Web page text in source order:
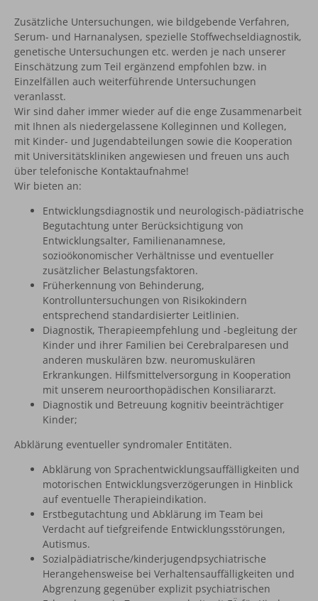
Zusätzliche Untersuchungen, wie bildgebende Verfahren,
Serum- und Harnanalysen, spezielle Stoffwechseldiagnostik,
genetische Untersuchungen etc. werden je nach unserer
Einschätzung zum Teil ergänzend empfohlen bzw. in
Einzelfällen auch weiterführende Untersuchungen
veranlasst.
Wir sind daher immer wieder auf die enge Zusammenarbeit
mit Ihnen als niedergelassene Kolleginnen und Kollegen,
mit Kinder- und Jugendabteilungen sowie die Kooperation
mit Universitätskliniken angewiesen und freuen uns auch
über telefonische Kontaktaufnahme!
Wir bieten an:
Entwicklungsdiagnostik und neurologisch-pädiatrische
Begutachtung unter Berücksichtigung von
Entwicklungsalter, Familienanamnese,
sozioökonomischer Verhältnisse und eventueller
zusätzlicher Belastungsfaktoren.
Früherkennung von Behinderung,
Kontrolluntersuchungen von Risikokindern
entsprechend standardisierter Leitlinien.
Diagnostik, Therapieempfehlung und -begleitung der
Kinder und ihrer Familien bei Cerebralparesen und
anderen muskulären bzw. neuromuskulären
Erkrankungen. Hilfsmittelversorgung in Kooperation
mit unserem neuroorthopädischen Konsiliararzt.
Diagnostik und Betreuung kognitiv beeinträchtiger
Kinder;
Abklärung eventueller syndromaler Entitäten.
Abklärung von Sprachentwicklungsauffälligkeiten und
motorischen Entwicklungsverzögerungen in Hinblick
auf eventuelle Therapieindikation.
Erstbegutachtung und Abklärung im Team bei
Verdacht auf tiefgreifende Entwicklungsstörungen,
Autismus.
Sozialpädiatrische/kinderjugendpsychiatrische
Herangehensweise bei Verhaltensauffälligkeiten und
Abgrenzung gegenüber explizit psychiatrischen